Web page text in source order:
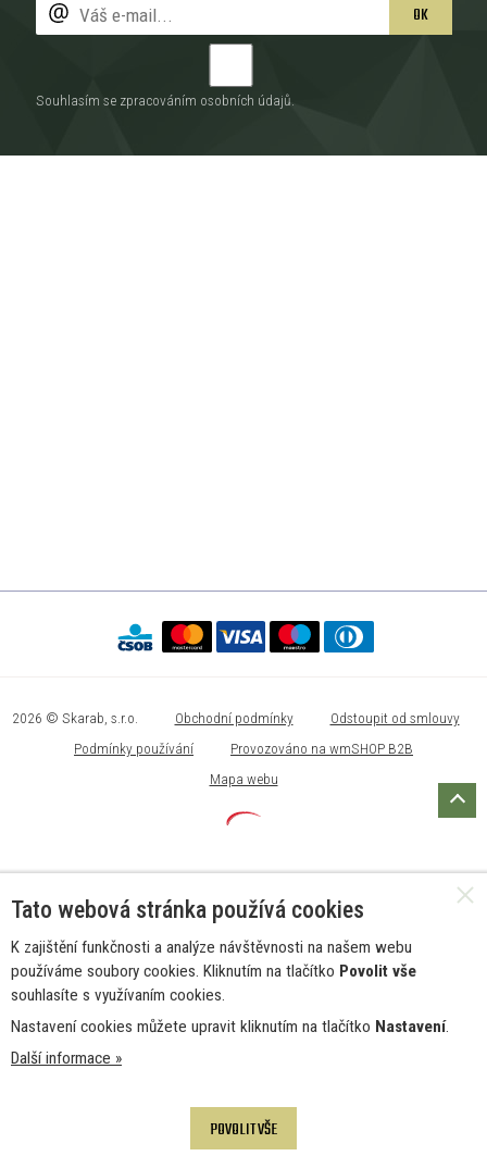
OK
Souhlasím se zpracováním osobních údajů.
2026 © Skarab, s.r.o. Obchodní podmínky
Odstoupit od smlouvy
Podmínky používání
Provozováno na wmSHOP B2B
Mapa webu
Tato webová stránka používá cookies
K zajištění funkčnosti a analýze návštěvnosti na našem webu
používáme soubory cookies. Kliknutím na tlačítko Povolit vše
souhlasíte s využívaním cookies.
Nastavení cookies můžete upravit kliknutím na tlačítko Nastavení.
Další informace »
POVOLIT VŠE